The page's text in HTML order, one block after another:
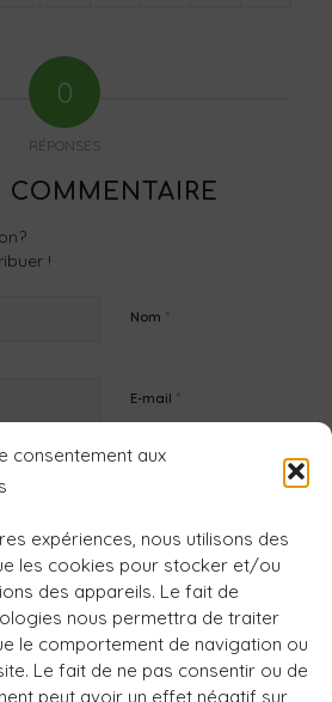
consentement aux
expériences, nous utilisons des
les cookies pour stocker et/ou
des appareils. Le fait de
nous permettra de traiter
le comportement de navigation ou
Le fait de ne pas consentir ou de
peut avoir un effet négatif sur
0
RÉPONSES
COMMENTAIRE
!
Nom *
E-mail *